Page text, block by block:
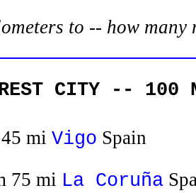
to -- how many
CITY -- 100
mi Vigo Spain
75 mi La Coruña